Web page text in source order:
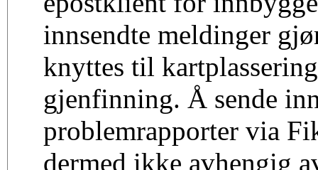
innsendte meldinger
knyttes til
gjenfinning. Å sende
problemrapporter via
dermed ikke avhengig